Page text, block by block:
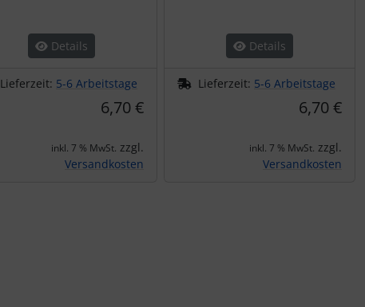
Details
Lieferzeit: 5-6 Arbeitstage
6,70 €
inkl. 7 % MwSt. zzgl.
Versandkosten
Details
Lieferzeit: 5-6 Arbeitstage
6,70 €
inkl. 7 % MwSt. zzgl.
Versandkosten